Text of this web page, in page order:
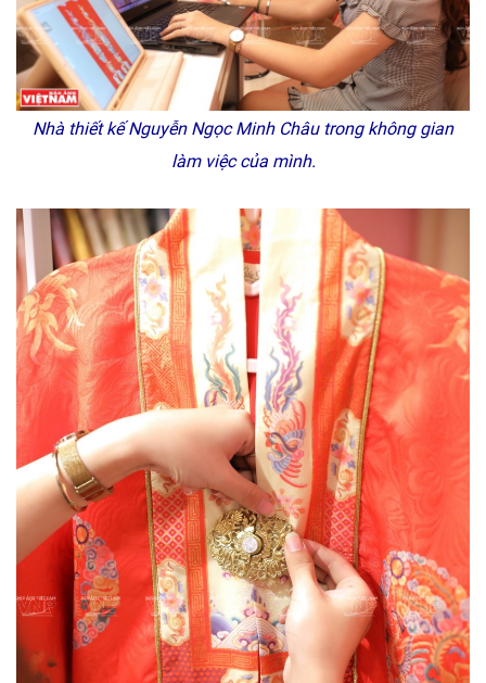
Nhà thiết kế Nguyễn Ngọc Minh Châu trong không gian
làm việc của mình.